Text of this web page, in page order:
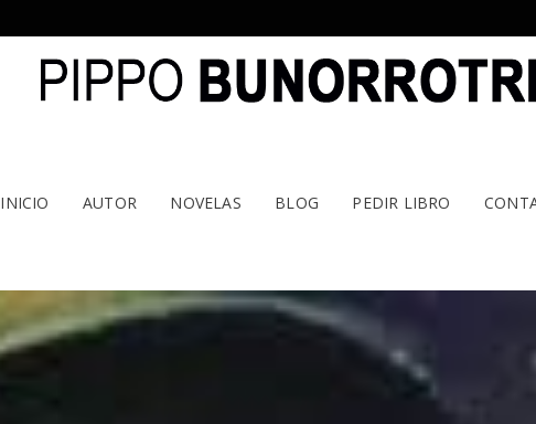
INICIO AUTOR NOVELAS BLOG PEDIR LIBRO